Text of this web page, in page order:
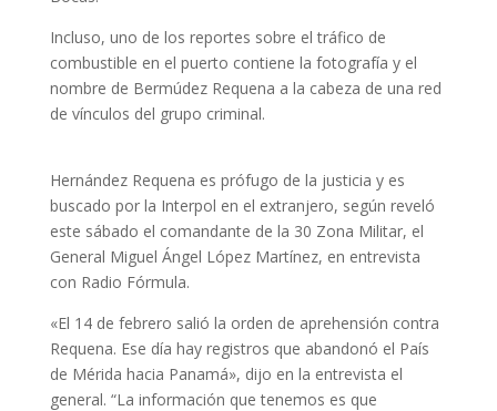
Incluso, uno de los reportes sobre el tráfico de
combustible en el puerto contiene la fotografía y el
nombre de Bermúdez Requena a la cabeza de una red
de vínculos del grupo criminal.
Hernández Requena es prófugo de la justicia y es
buscado por la Interpol en el extranjero, según reveló
este sábado el comandante de la 30 Zona Militar, el
General Miguel Ángel López Martínez, en entrevista
con Radio Fórmula.
«El 14 de febrero salió la orden de aprehensión contra
Requena. Ese día hay registros que abandonó el País
de Mérida hacia Panamá», dijo en la entrevista el
general. “La información que tenemos es que